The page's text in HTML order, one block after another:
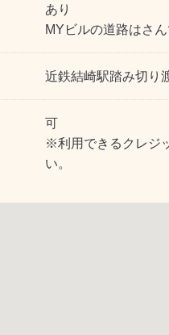
あり
MYビルの道路はさ
近鉄結崎駅踏み切
可
※利用できるクレジ
い。